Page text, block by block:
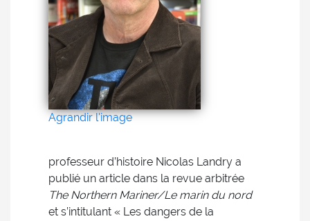
Agrandir l'image
professeur d’histoire Nicolas Landry a
publié un article dans la revue arbitrée
The Northern Mariner/Le marin du nord
et s’intitulant « Les dangers de la